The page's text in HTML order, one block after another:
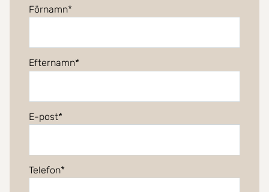
Förnamn
Efternamn
E-post
Telefon